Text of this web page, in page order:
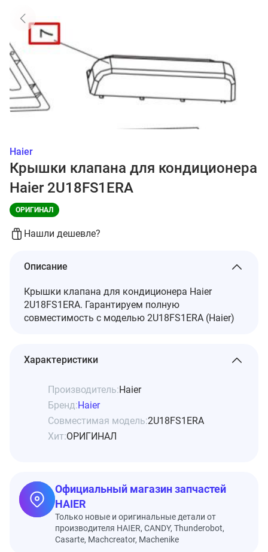
Haier
Крышки клапана для кондиционера
Haier 2U18FS1ERA
ОРИГИНАЛ
Нашли дешевле?
Описание
Крышки клапана для кондиционера Haier
2U18FS1ERA. Гарантируем полную
совместимость с моделью 2U18FS1ERA (Haier)
Характеристики
Производитель:Haier
Бренд:Haier
Совместимая модель:2U18FS1ERA
Хит:ОРИГИНАЛ
Официальный магазин запчастей
HAIER
Только новые и оригинальные детали от
производителя HAIER, CANDY, Thunderobot,
Casarte, Machcreator, Machenike